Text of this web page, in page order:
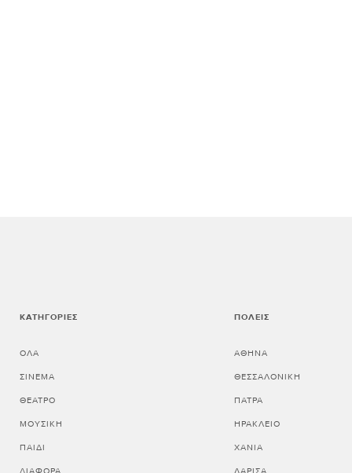
ΚΑΤΗΓΟΡΊΕΣ
ΌΛΑ
ΣΙΝΕΜΆ
ΘΈΑΤΡΟ
ΜΟΥΣΙΚΉ
ΠΑΙΔΊ
ΔΙΆΦΟΡΑ
ΠΌΛΕΙΣ
ΑΘΗΝΑ
ΘΕΣΣΑΛΟΝΙΚΗ
ΠΑΤΡΑ
ΗΡΑΚΛΕΙΟ
ΧΑΝΙΑ
ΛΑΡΙΣΑ